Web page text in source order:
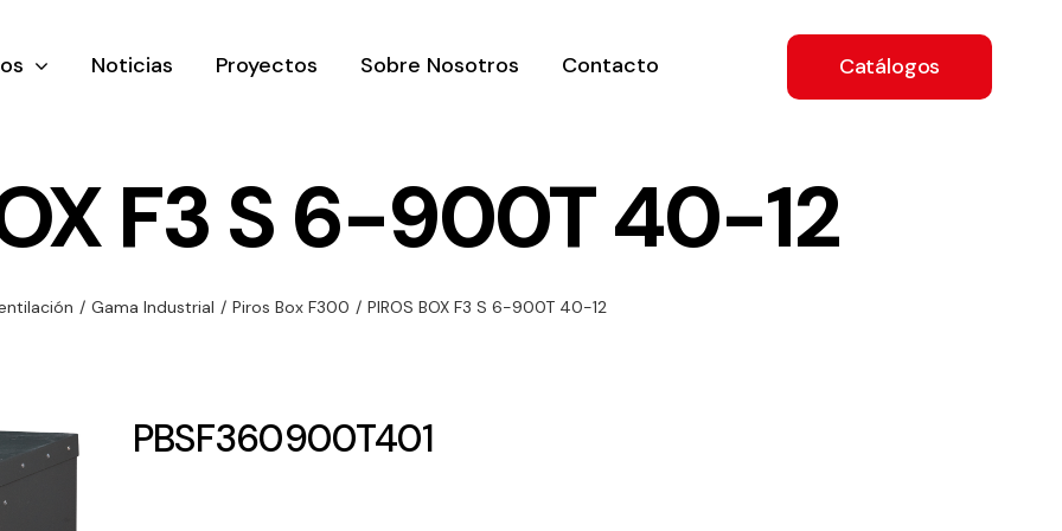
y
de
y
Ventilación
ventilación
Iluminación
soluciones
solares para
Noticias Proyectos Sobre Nosotros Contacto Catálogos
F3 S 6-900T 40-12
/ Gama Industrial / Piros Box F300 / PIROS BOX F3 S 6-900T 40-12
PBSF360900T401